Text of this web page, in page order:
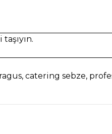
catering sebze,